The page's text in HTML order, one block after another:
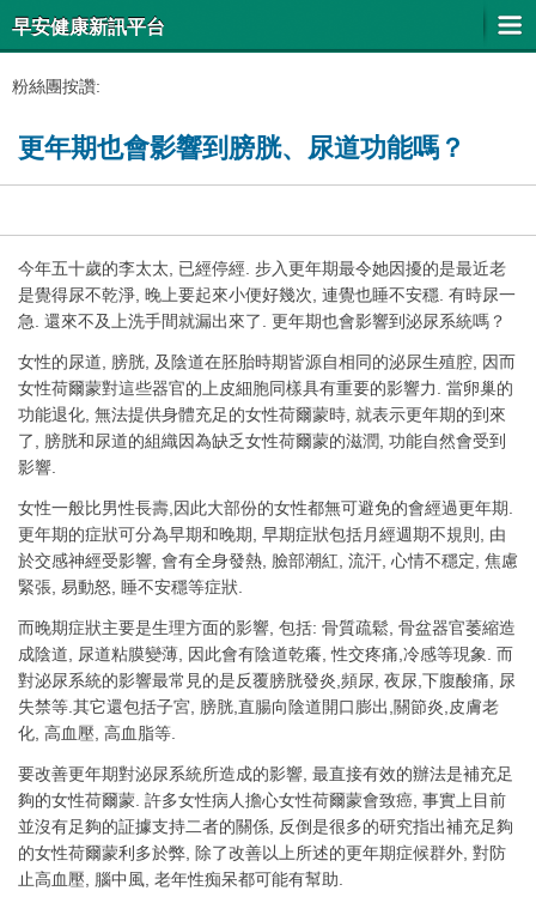
早安健康新訊平台
粉絲團按讚:
更年期也會影響到膀胱、尿道功能嗎？
今年五十歲的李太太, 已經停經. 步入更年期最令她因擾的是最近老
是覺得尿不乾淨, 晚上要起來小便好幾次, 連覺也睡不安穩. 有時尿一
急. 還來不及上洗手間就漏出來了. 更年期也會影響到泌尿系統嗎？
女性的尿道, 膀胱, 及陰道在胚胎時期皆源自相同的泌尿生殖腔, 因而
女性荷爾蒙對這些器官的上皮細胞同樣具有重要的影響力. 當卵巢的
功能退化, 無法提供身體充足的女性荷爾蒙時, 就表示更年期的到來
了, 膀胱和尿道的組織因為缺乏女性荷爾蒙的滋潤, 功能自然會受到
影響.
女性一般比男性長壽,因此大部份的女性都無可避免的會經過更年期.
更年期的症狀可分為早期和晚期, 早期症狀包括月經週期不規則, 由
於交感神經受影響, 會有全身發熱, 臉部潮紅, 流汗, 心情不穩定, 焦慮
緊張, 易動怒, 睡不安穩等症狀.
而晚期症狀主要是生理方面的影響, 包括: 骨質疏鬆, 骨盆器官萎縮造
成陰道, 尿道粘膜變薄, 因此會有陰道乾癢, 性交疼痛,冷感等現象. 而
對泌尿系統的影響最常見的是反覆膀胱發炎,頻尿, 夜尿,下腹酸痛, 尿
失禁等.其它還包括子宮, 膀胱,直腸向陰道開口膨出,關節炎,皮膚老
化, 高血壓, 高血脂等.
要改善更年期對泌尿系統所造成的影響, 最直接有效的辦法是補充足
夠的女性荷爾蒙. 許多女性病人擔心女性荷爾蒙會致癌, 事實上目前
並沒有足夠的証據支持二者的關係, 反倒是很多的研究指出補充足夠
的女性荷爾蒙利多於弊, 除了改善以上所述的更年期症候群外, 對防
止高血壓, 腦中風, 老年性痴呆都可能有幫助.